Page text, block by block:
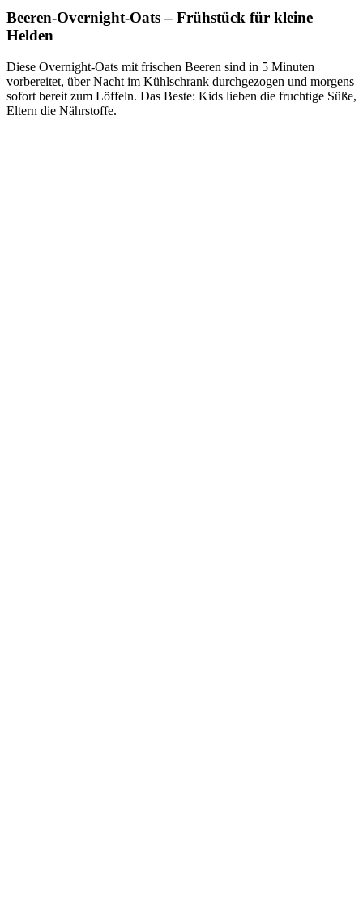
Beeren-Overnight-Oats – Frühstück für kleine
Helden
Diese Overnight-Oats mit frischen Beeren sind in 5 Minuten
vorbereitet, über Nacht im Kühlschrank durchgezogen und morgens
sofort bereit zum Löffeln. Das Beste: Kids lieben die fruchtige Süße,
Eltern die Nährstoffe.